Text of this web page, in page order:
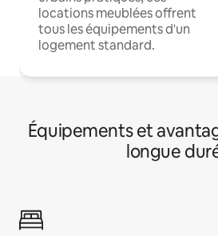
locations meublées offrent
tous les équipements d'un
logement standard.
Équipements et
longue